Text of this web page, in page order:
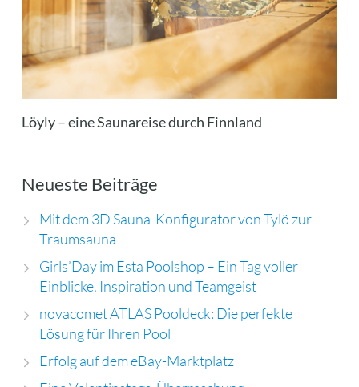
Löyly – eine Saunareise durch Finnland
Neueste Beiträge
Mit dem 3D Sauna-Konfigurator von Tylö zur
Traumsauna
Girls’Day im Esta Poolshop – Ein Tag voller
Einblicke, Inspiration und Teamgeist
novacomet ATLAS Pooldeck: Die perfekte
Lösung für Ihren Pool
Erfolg auf dem eBay-Marktplatz